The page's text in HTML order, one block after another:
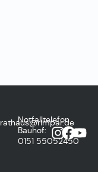
rathaus@rimpar.de
Notfalltelefon
Bauhof:
0151 55052450